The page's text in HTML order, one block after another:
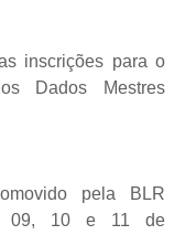
inscrições para o
Dados Mestres
pela BLR
09, 10 e 11 de